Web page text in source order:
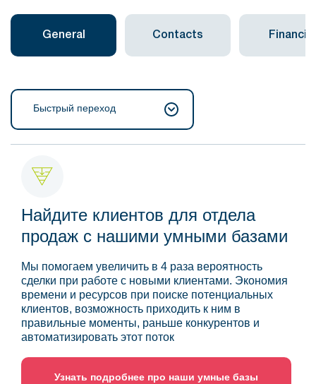
General Contacts Financial
Быстрый переход
Найдите клиентов для отдела
продаж с нашими умными базами
Мы помогаем увеличить в 4 раза вероятность
сделки при работе с новыми клиентами. Экономия
времени и ресурсов при поиске потенциальных
клиентов, возможность приходить к ним в
правильные моменты, раньше конкурентов и
автоматизировать этот поток
Узнать подробнее про наши умные базы